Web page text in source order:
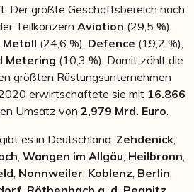
Der größte Geschäftsbereich nach
Teilkonzern Aviation (29,5 %).
Metall (24,6 %), Defence (19,2 %),
Metering (10,3 %). Damit zählt die
größten Rüstungsunternehmen
erwirtschaftete sie mit 16.866
Umsatz von 2,979 Mrd. Euro
es in Deutschland: Zehdenick
Wangen im Allgäu Heilbronn
Nonnweiler Koblenz Berlin